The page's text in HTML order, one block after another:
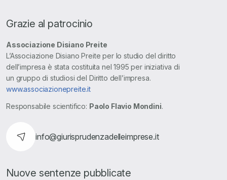
Grazie al patrocinio
Associazione Disiano Preite
L’Associazione Disiano Preite per lo studio del diritto
dell’impresa è stata costituita nel 1995 per iniziativa di
un gruppo di studiosi del Diritto dell’impresa.
www.associazionepreite.it
Responsabile scientifico: Paolo Flavio Mondini.
info@giurisprudenzadelleimprese.it
Nuove sentenze pubblicate